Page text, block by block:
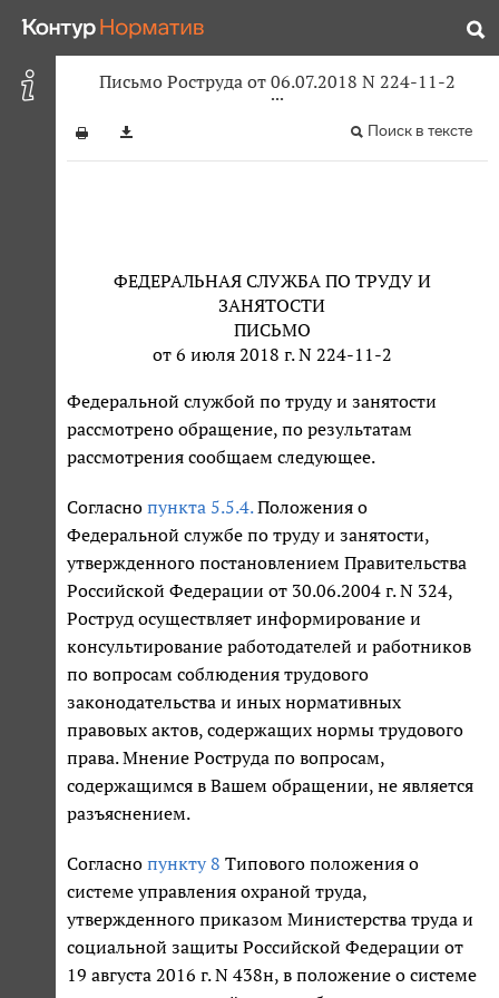
Письмо Роструда от 06.07.2018 N 224-11-2
Поиск в тексте
ФЕДЕРАЛЬНАЯ СЛУЖБА ПО ТРУДУ И
ЗАНЯТОСТИ
ПИСЬМО
от 6 июля 2018 г. N 224-11-2
Федеральной службой по труду и занятости
рассмотрено обращение, по результатам
рассмотрения сообщаем следующее.
Согласно пункта 5.5.4.Положения о
Федеральной службе по труду и занятости,
утвержденного постановлением Правительства
Российской Федерации от 30.06.2004 г. N 324,
Роструд осуществляет информирование и
консультирование работодателей и работников
по вопросам соблюдения трудового
законодательства и иных нормативных
правовых актов, содержащих нормы трудового
права. Мнение Роструда по вопросам,
содержащимся в Вашем обращении, не является
разъяснением.
Согласно пункту 8 Типового положения о
системе управления охраной труда,
утвержденного приказом Министерства труда и
социальной защиты Российской Федерации от
19 августа 2016 г. N 438н, в положение о системе